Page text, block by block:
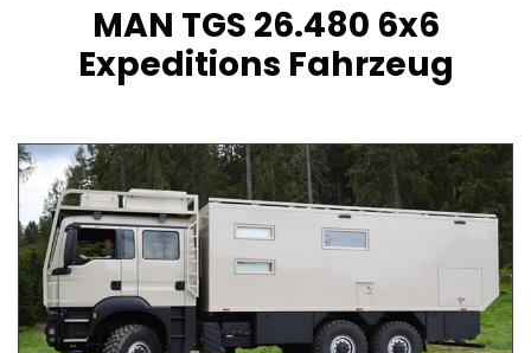
MAN TGS 26.480 6x6
Expeditions Fahrzeug